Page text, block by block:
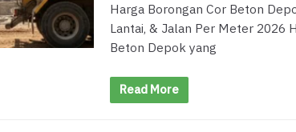
Harga Borongan Cor Beton
Lantai, & Jalan Per Meter 2026
Beton Depok yang
Read More